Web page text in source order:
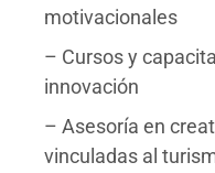
motivacionales
– Cursos y
innovación
– Asesoría en
vinculadas al